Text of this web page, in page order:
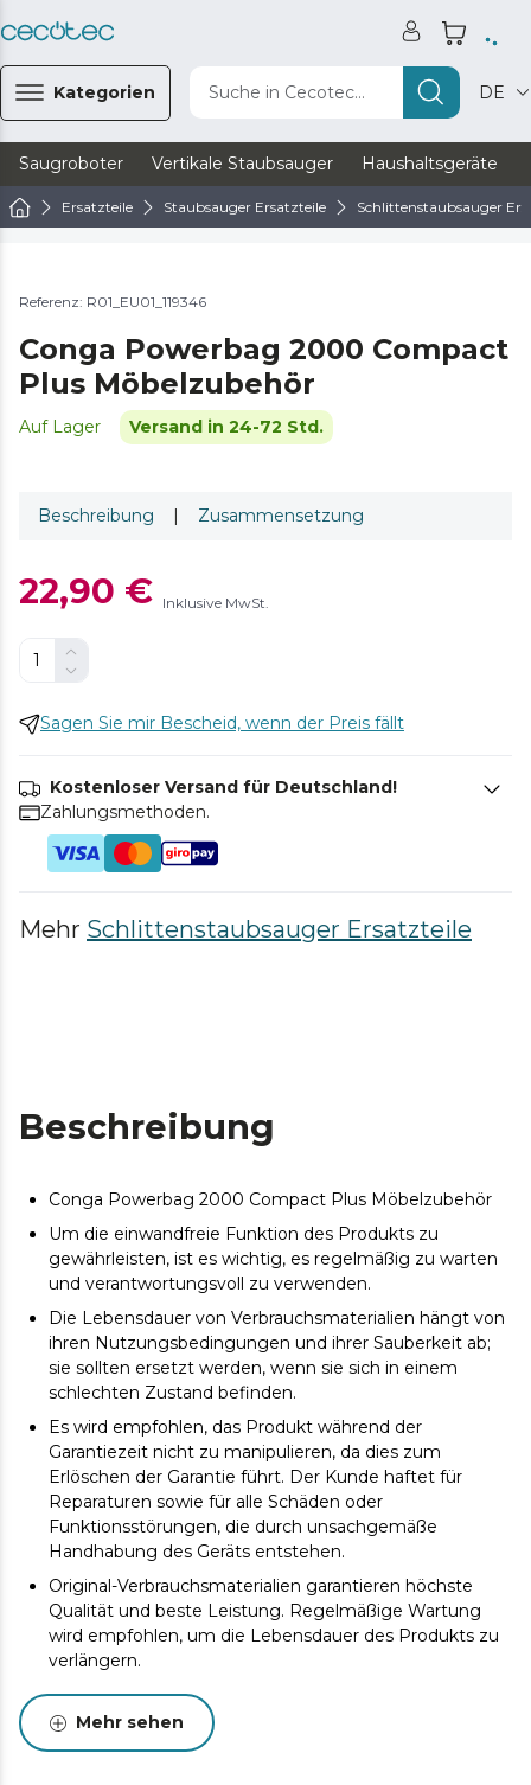
Kategorien Suche in Cecotec... DE
Saugroboter Vertikale Staubsauger Haushaltsgeräte
Ersatzteile Staubsauger Ersatzteile Schlittenstaubsauger
Referenz: R01_EU01_119346
Conga Powerbag 2000 Compact
Plus Möbelzubehör
Auf Lager Versand in 24-72 Std.
Beschreibung | Zusammensetzung
22,90 € Inklusive MwSt.
Sagen Sie mir Bescheid, wenn der Preis fällt
Kostenloser Versand für Deutschland!
Zahlungsmethoden.
Mehr Schlittenstaubsauger Ersatzteile
Beschreibung
Conga Powerbag 2000 Compact Plus Möbelzubehör
Um die einwandfreie Funktion des Produkts zu
gewährleisten, ist es wichtig, es regelmäßig zu warten
und verantwortungsvoll zu verwenden.
Die Lebensdauer von Verbrauchsmaterialien hängt von
ihren Nutzungsbedingungen und ihrer Sauberkeit ab;
sie sollten ersetzt werden, wenn sie sich in einem
schlechten Zustand befinden.
Es wird empfohlen, das Produkt während der
Garantiezeit nicht zu manipulieren, da dies zum
Erlöschen der Garantie führt. Der Kunde haftet für
Reparaturen sowie für alle Schäden oder
Funktionsstörungen, die durch unsachgemäße
Handhabung des Geräts entstehen.
Original-Verbrauchsmaterialien garantieren höchste
Qualität und beste Leistung. Regelmäßige Wartung
wird empfohlen, um die Lebensdauer des Produkts zu
verlängern.
Mehr sehen